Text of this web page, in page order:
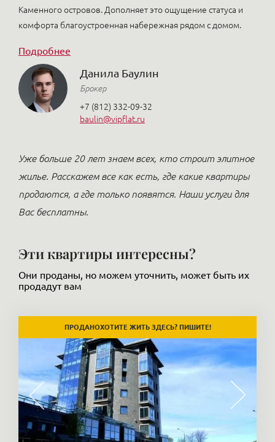
Каменного островов. Дополняет это ощущение статуса и
комфорта благоустроенная набережная рядом с домом.
Подробнее
Данила Баулин
Брокер
+7 (812) 332-09-32
baulin@vipflat.ru
Уже больше 20 лет знаем всех, кто строит элитное
жилье. Расскажем все как есть, где какие квартиры
продаются, а где только появятся. Наши услуги для
Вас бесплатны.
Эти квартиры интересны?
Они проданы, но можем уточнить, может быть их
продадут вам
ПРОДАНОХОТИТЕ ЖИТЬ ЗДЕСЬ? ПИШИТЕ!